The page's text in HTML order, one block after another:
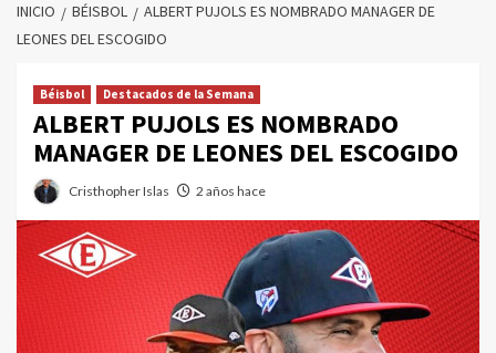
INICIO BÉISBOL
ALBERT PUJOLS ES NOMBRADO MANAGER DE
LEONES DEL ESCOGIDO
Béisbol Destacados de la Semana
ALBERT PUJOLS ES NOMBRADO
MANAGER DE LEONES DEL ESCOGIDO
Cristhopher Islas 2 años hace